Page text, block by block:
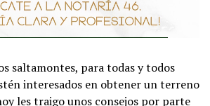
saltamontes, para todas y todos
interesados en obtener un terreno
les traigo unos consejos por parte